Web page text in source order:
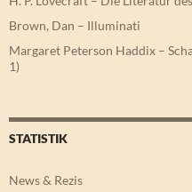
Brown, Dan – Illuminati
Margaret Peterson Haddix –
1)
STATISTIK
News & Rezis